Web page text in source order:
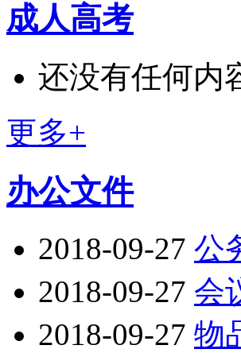
成人高考
还没有任何内
更多+
办公文件
2018-09-27 公
2018-09-27 会
2018-09-27 物